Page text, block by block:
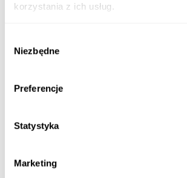
korzystania z ich usług.
zgody
Niezbędne
Preferencje
Statystyka
MarketingLOKAL UŻYTKOWY NA